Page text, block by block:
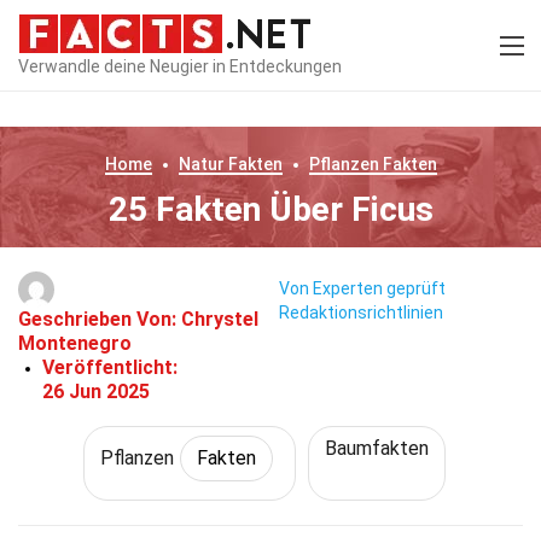
Verwandle deine Neugier in Entdeckungen
Home Natur Fakten Pflanzen Fakten
25 Fakten Über Ficus
Geschrieben Von: Chrystel
Montenegro
Veröffentlicht:
26 Jun 2025
Von Experten geprüft
Redaktionsrichtlinien
Pflanzen Fakten Baumfakten